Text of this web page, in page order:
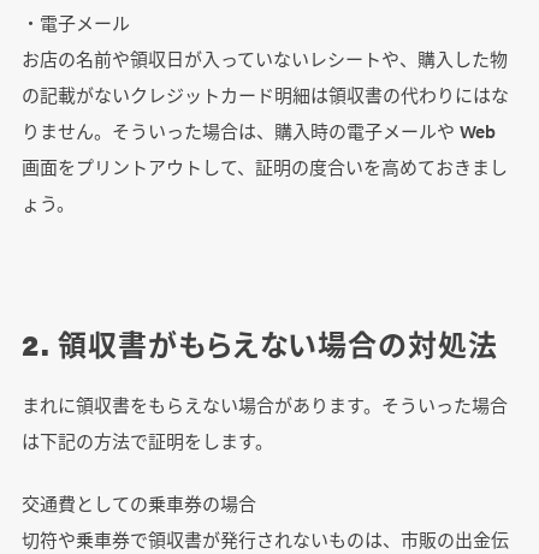
・電子メール
お店の名前や領収日が入っていないレシートや、購入した物
の記載がないクレジットカード明細は領収書の代わりにはな
りません。そういった場合は、購入時の電子メールや Web
画面をプリントアウトして、証明の度合いを高めておきまし
ょう。
2. 領収書がもらえない場合の対処法
まれに領収書をもらえない場合があります。そういった場合
は下記の方法で証明をします。
交通費としての乗車券の場合
切符や乗車券で領収書が発行されないものは、市販の出金伝